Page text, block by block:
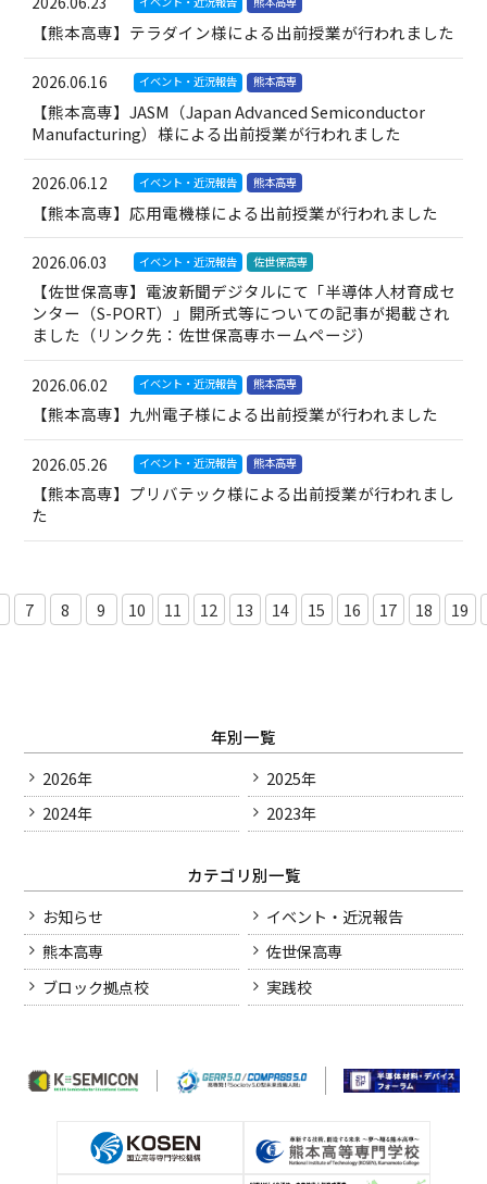
【熊本高専】テラダイン様による出前授業が行われました
2026.06.16 イベント・近況報告 熊本高専
【熊本高専】JASM（Japan Advanced Semiconductor
Manufacturing）様による出前授業が行われました
2026.06.12 イベント・近況報告 熊本高専
【熊本高専】応用電機様による出前授業が行われました
2026.06.03 イベント・近況報告 佐世保高専
【佐世保高専】電波新聞デジタルにて「半導体人材育成セ
ンター（S-PORT）」開所式等についての記事が掲載され
ました（リンク先：佐世保高専ホームページ）
2026.06.02 イベント・近況報告 熊本高専
【熊本高専】九州電子様による出前授業が行われました
2026.05.26 イベント・近況報告 熊本高専
【熊本高専】プリバテック様による出前授業が行われまし
た
7 8 9 10 11 12 13 14 15 16 17 18 19
年別一覧
2026年
2025年
2024年
2023年
カテゴリ別一覧
お知らせ
イベント・近況報告
熊本高専
佐世保高専
ブロック拠点校
実践校